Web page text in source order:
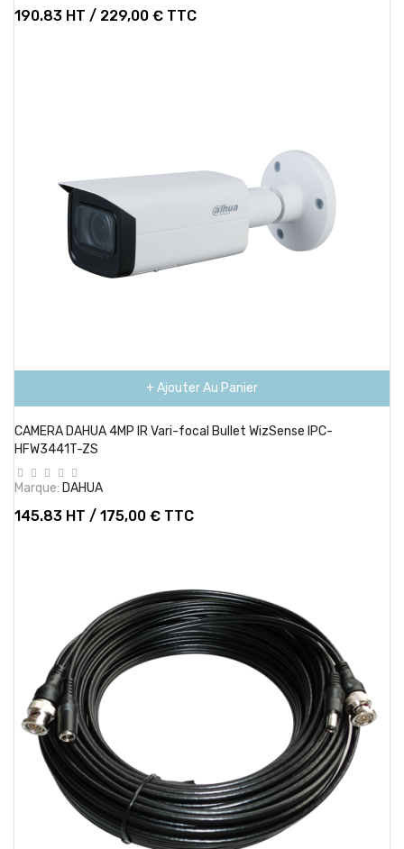
190.83 HT / 229,00 € TTC
+ Ajouter Au Panier
CAMERA DAHUA 4MP IR Vari-focal Bullet WizSense IPC-
HFW3441T-ZS
Marque: DAHUA
145.83 HT / 175,00 € TTC